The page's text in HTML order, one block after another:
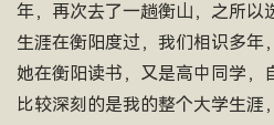
年，再次去了一趟衡山，之所以
生涯在衡阳度过，我们相识多年
她在衡阳读书，又是高中同学，
比较深刻的是我的整个大学生涯